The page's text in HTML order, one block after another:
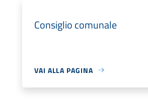
Consiglio comunale
VAI ALLA PAGINA